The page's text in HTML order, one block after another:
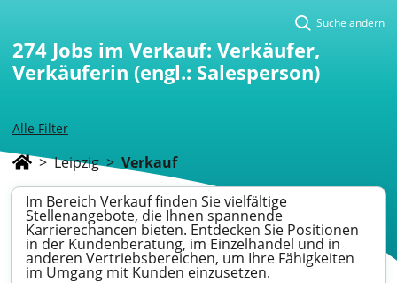
Alle Filter
Suche ändern
274 Jobs im Verkauf: Verkäufer,
Verkäuferin (engl.: Salesperson)
> Leipzig > Verkauf
Im Bereich Verkauf finden Sie vielfältige
Stellenangebote, die Ihnen spannende
Karrierechancen bieten. Entdecken Sie Positionen
in der Kundenberatung, im Einzelhandel und in
anderen Vertriebsbereichen, um Ihre Fähigkeiten
im Umgang mit Kunden einzusetzen.